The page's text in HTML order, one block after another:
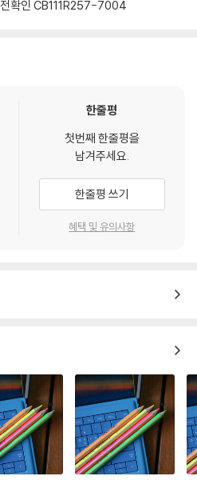
전확인 CB111R257-7004
한줄평
첫번째 한줄평을
남겨주세요.
한줄평 쓰기
혜택 및 유의사항